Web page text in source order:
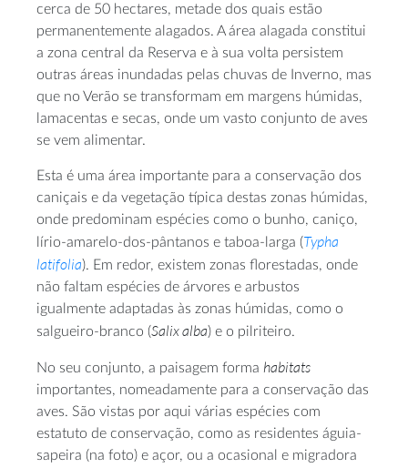
cerca de 50 hectares, metade dos quais estão
permanentemente alagados. A área alagada constitui
a zona central da Reserva e à sua volta persistem
outras áreas inundadas pelas chuvas de Inverno, mas
que no Verão se transformam em margens húmidas,
lamacentas e secas, onde um vasto conjunto de aves
se vem alimentar.
Esta é uma área importante para a conservação dos
caniçais e da vegetação típica destas zonas húmidas,
onde predominam espécies como o bunho, caniço,
lírio-amarelo-dos-pântanos e taboa-larga (Typha
latifolia). Em redor, existem zonas florestadas, onde
não faltam espécies de árvores e arbustos
igualmente adaptadas às zonas húmidas, como o
salgueiro-branco (Salix alba) e o pilriteiro.
No seu conjunto, a paisagem forma habitats
importantes, nomeadamente para a conservação das
aves. São vistas por aqui várias espécies com
estatuto de conservação, como as residentes águia-
sapeira (na foto) e açor, ou a ocasional e migradora